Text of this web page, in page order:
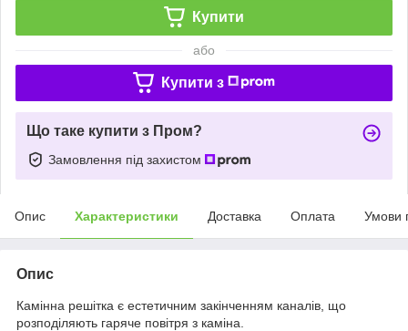
Купити
або
Купити з
Що таке купити з Пром?
Замовлення під захистом
Опис Характеристики Доставка Оплата Умови
Опис
Камінна решітка є естетичним закінченням каналів, що
розподіляють гаряче повітря з каміна.